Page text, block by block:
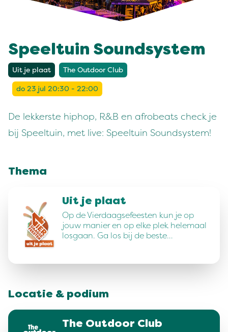
Speeltuin Soundsystem
Uit je plaat The Outdoor Club
do 23 jul 20:30 - 22:00
De lekkerste hiphop, R&B en afrobeats check je
bij Speeltuin, met live: Speeltuin Soundsystem!
Thema
Uit je plaat
Op de Vierdaagsefeesten kun je op
jouw manier en op elke plek helemaal
losgaan. Ga los bij de beste…
Locatie & podium
The Outdoor Club